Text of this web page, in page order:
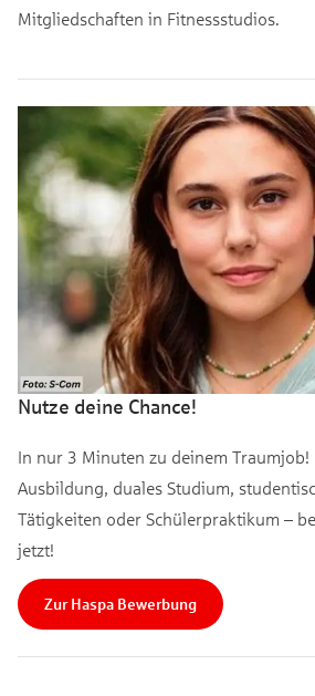
Mitgliedschaften in Fitnessstudios.
Nutze deine Chance!
In nur 3 Minuten zu deinem Traumjob!
Ausbildung, duales Studium,
Tätigkeiten oder Schülerpraktikum –
jetzt!
Zur Haspa Bewerbung